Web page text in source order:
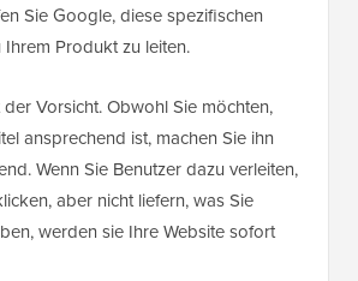
Sie Google, diese spezifischen
Produkt zu leiten.
Vorsicht. Obwohl Sie möchten,
ansprechend ist, machen Sie ihn
Wenn Sie Benutzer dazu verleiten,
aber nicht liefern, was Sie
werden sie Ihre Website sofort